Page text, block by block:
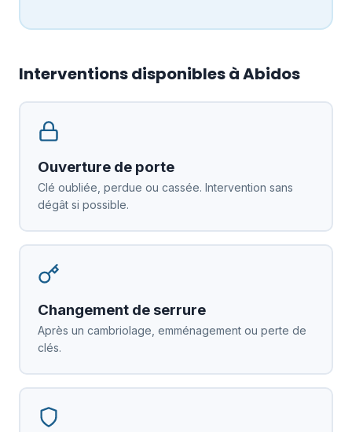
Interventions disponibles à Abidos
Ouverture de porte
Clé oubliée, perdue ou cassée. Intervention sans
dégât si possible.
Changement de serrure
Après un cambriolage, emménagement ou perte de
clés.